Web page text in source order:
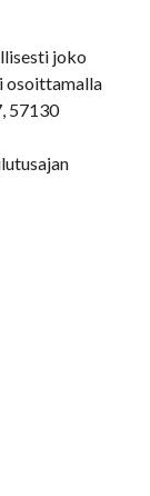
joko
osoittamalla
57130